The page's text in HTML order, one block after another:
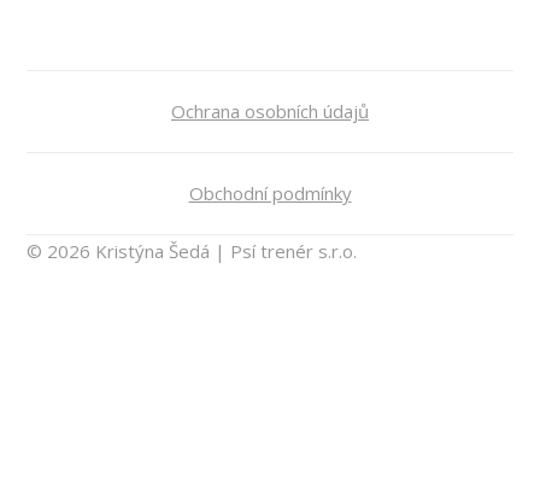
Ochrana osobních údajů
Obchodní podmínky
© 2026 Kristýna Šedá | Psí trenér s.r.o.